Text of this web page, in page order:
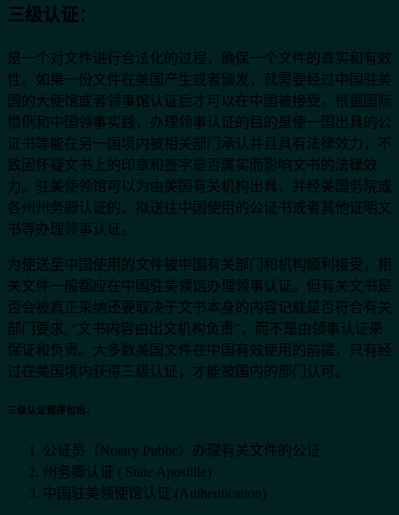
三级认证：
是一个对文件进行合法化的过程，确保一个文件的真实和有效
性。如果一份文件在美国产生或者颁发，就需要经过中国驻美
国的大使馆或者领事馆认证后才可以在中国被接受。根据国际
惯例和中国领事实践，办理领事认证的目的是使一国出具的公
证书等能在另一国境内被相关部门承认并且具有法律效力，不
致因怀疑文书上的印章和签字是否属实而影响文书的法律效
力。驻美使领馆可以为由美国有关机构出具，并经美国务院或
各州州务卿认证的、拟送往中国使用的公证书或者其他证明文
书等办理领事认证。
为使送至中国使用的文件被中国有关部门和机构顺利接受，相
关文件一般都应在中国驻美领馆办理领事认证。但有关文书是
否会被真正采纳还要取决于文书本身的内容记载是否符合有关
部门要求, “文书内容由出文机构负责”，而不是由领事认证来
保证和负责。大多数美国文件在中国有效使用的前提，只有经
过在美国境内获得三级认证，才能被国内的部门认可。
三级认证程序包括 ：
公证员（Notary Public）办理有关文件的公证
州务卿认证 ( State Apostille)
中国驻美领使馆认证 (Authentication)